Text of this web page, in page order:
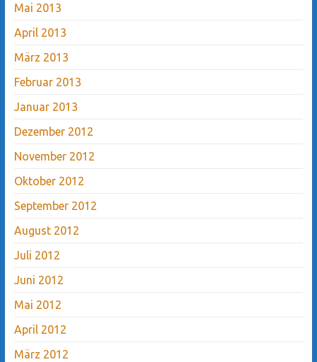
Mai 2013
April 2013
März 2013
Februar 2013
Januar 2013
Dezember 2012
November 2012
Oktober 2012
September 2012
August 2012
Juli 2012
Juni 2012
Mai 2012
April 2012
März 2012